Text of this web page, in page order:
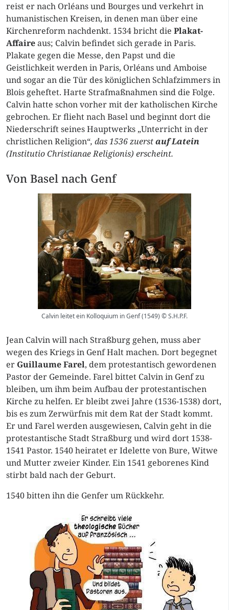
reist er nach Orléans und Bourges und verkehrt in
humanistischen Kreisen, in denen man über eine
Kirchenreform nachdenkt. 1534 bricht die Plakat-
Affaireaus; Calvin befindet sich gerade in Paris.
Plakate gegen die Messe, den Papst und die
Geistlichkeit werden in Paris, Orléans und Amboise
und sogar an die Tür des königlichen Schlafzimmers in
Blois geheftet. Harte Strafmaßnahmen sind die Folge.
Calvin hatte schon vorher mit der katholischen Kirche
gebrochen. Er flieht nach Basel und beginnt dort die
Niederschrift seines Hauptwerks „Unterricht in der
christlichen Religion“, das 1536 zuerstauf Latein
(Institutio Christianae Religionis) erscheint.
Von Basel nach Genf
Calvin leitet ein Kolloquium in Genf (1549) © S.H.P.F.
Jean Calvin will nach Straßburg gehen, muss aber
wegen des Kriegs in Genf Halt machen. Dort begegnet
er Guillaume Farel, dem protestantisch gewordenen
Pastor der Gemeinde. Farel bittet Calvin in Genf zu
bleiben, um ihm beim Aufbau der protestantischen
Kirche zu helfen. Er bleibt zwei Jahre (1536-1538) dort,
bis es zum Zerwürfnis mit dem Rat der Stadt kommt.
Er und Farel werden ausgewiesen, Calvin geht in die
protestantische Stadt Straßburg und wird dort 1538-
1541 Pastor. 1540 heiratet er Idelette von Bure, Witwe
und Mutter zweier Kinder. Ein 1541 geborenes Kind
stirbt bald nach der Geburt.
1540 bitten ihn die Genfer um Rückkehr.